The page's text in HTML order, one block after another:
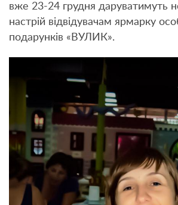
вже 23-24 грудня даруватимуть
настрій відвідувачам ярмарку
подарунків «ВУЛИК».